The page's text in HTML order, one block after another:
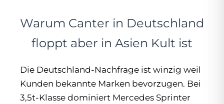
Warum Canter in Deutschland
floppt aber in Asien Kult ist
Die Deutschland-Nachfrage ist winzig weil
Kunden bekannte Marken bevorzugen. Bei
3,5t-Klasse dominiert Mercedes Sprinter